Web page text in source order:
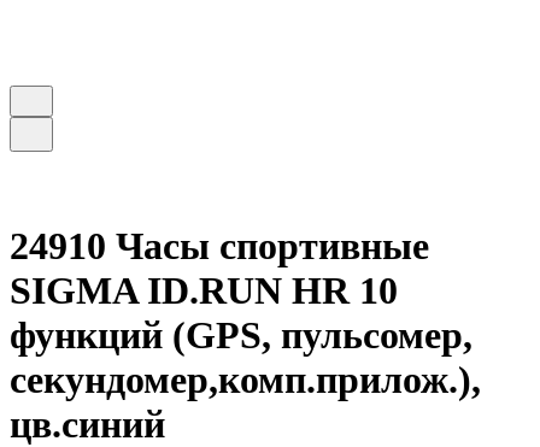
24910 Часы спортивные
SIGMA ID.RUN HR 10
функций (GPS, пульсомер,
секундомер,комп.прилож.),
цв.синий